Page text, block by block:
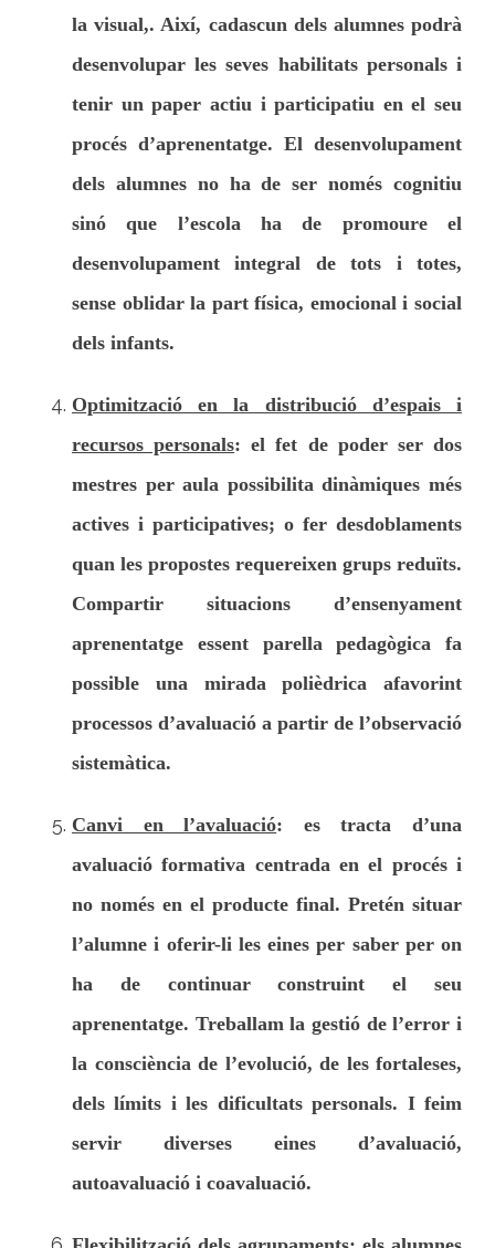
la visual,. Així, cadascun dels alumnes podrà
desenvolupar les seves habilitats personals i
tenir un paper actiu i participatiu en el seu
procés d’aprenentatge. El desenvolupament
dels alumnes no ha de ser només cognitiu
sinó que l’escola ha de promoure el
desenvolupament integral de tots i totes,
sense oblidar la part física, emocional i social
dels infants.
Optimització en la distribució d’espais i
recursos personals: el fet de poder ser dos
mestres per aula possibilita dinàmiques més
actives i participatives; o fer desdoblaments
quan les propostes requereixen grups reduïts.
Compartir situacions d’ensenyament
aprenentatge essent parella pedagògica fa
possible una mirada polièdrica afavorint
processos d’avaluació a partir de l’observació
sistemàtica.
Canvi en l’avaluació: es tracta d’una
avaluació formativa centrada en el procés i
no només en el producte final. Pretén situar
l’alumne i oferir-li les eines per saber per on
ha de continuar construint el seu
aprenentatge. Treballam la gestió de l’error i
la consciència de l’evolució, de les fortaleses,
dels límits i les dificultats personals. I feim
servir diverses eines d’avaluació,
autoavaluació i coavaluació.